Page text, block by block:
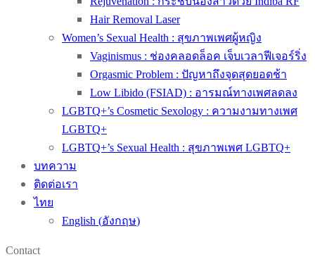
Hair Removal Laser
Women’s Sexual Health : สุขภาพเพศผู้หญิง
Vaginismus : ช่องคลอดล็อค เจ็บเวลาฟีเจอร์ริ่ง
Orgasmic Problem : ปัญหาถึงจุดสุดยอดช้า
Low Libido (FSIAD) : อารมณ์ทางเพศลดลง
LGBTQ+’s Cosmetic Sexology : ความงามทางเพศ
LGBTQ+
LGBTQ+’s Sexual Health : สุขภาพเพศ LGBTQ+
บทความ
ติดต่อเรา
ไทย
English (อังกฤษ)
Contact